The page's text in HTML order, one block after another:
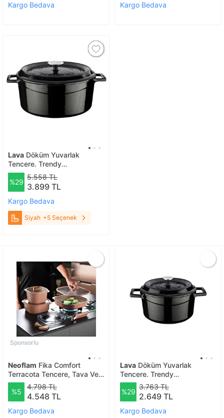
Kargo Bedava Kargo Bedava
Lava Döküm Yuvarlak
Tencere. Trendy
Çap(ø)28cm. Siyah
%29
5.558 TL
3.899 TL
Kargo Bedava
Siyah +5 Seçenek
Sponsorlu
Neoflam Fika Comfort
Terracota Tencere, Tava Ve
Fırın Kabı Seti
%5
4.798 TL
4.548 TL
Kargo Bedava
Lava Döküm Yuvarlak
Tencere. Trendy
Çap(ø)20cm. Siyah
%29
3.763 TL
2.649 TL
Kargo Bedava